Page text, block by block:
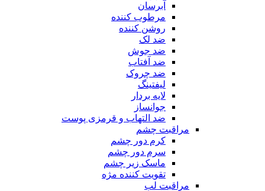
آبرسان
مرطوب کننده
روشن کننده
ضد لک
ضد جوش
ضد آفتاب
ضد چروک
لیفتینگ
لایه بردار
جوانساز
ضد التهاب و قرمزی پوست
مراقبت چشم
کرم دور چشم
سرم دور چشم
ماسک زیر چشم
تقویت کننده مژه
مراقبت لب